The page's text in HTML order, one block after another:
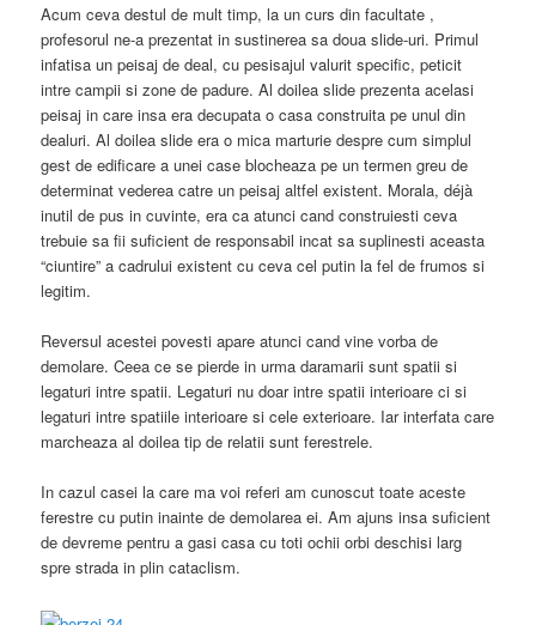
Acum ceva destul de mult timp, la un curs din facultate ,
profesorul ne-a prezentat in sustinerea sa doua slide-uri. Primul
infatisa un peisaj de deal, cu pesisajul valurit specific, peticit
intre campii si zone de padure. Al doilea slide prezenta acelasi
peisaj in care insa era decupata o casa construita pe unul din
dealuri. Al doilea slide era o mica marturie despre cum simplul
gest de edificare a unei case blocheaza pe un termen greu de
determinat vederea catre un peisaj altfel existent. Morala, déjà
inutil de pus in cuvinte, era ca atunci cand construiesti ceva
trebuie sa fii suficient de responsabil incat sa suplinesti aceasta
“ciuntire” a cadrului existent cu ceva cel putin la fel de frumos si
legitim.
Reversul acestei povesti apare atunci cand vine vorba de
demolare. Ceea ce se pierde in urma daramarii sunt spatii si
legaturi intre spatii. Legaturi nu doar intre spatii interioare ci si
legaturi intre spatiile interioare si cele exterioare. Iar interfata care
marcheaza al doilea tip de relatii sunt ferestrele.
In cazul casei la care ma voi referi am cunoscut toate aceste
ferestre cu putin inainte de demolarea ei. Am ajuns insa suficient
de devreme pentru a gasi casa cu toti ochii orbi deschisi larg
spre strada in plin cataclism.